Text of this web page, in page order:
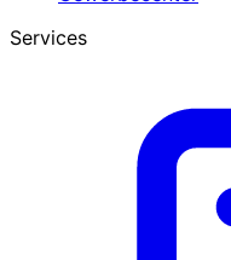
Services